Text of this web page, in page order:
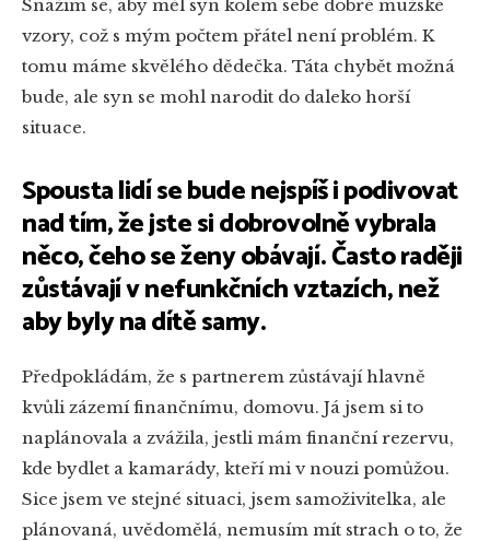
Snažím se, aby měl syn kolem sebe dobré mužské
vzory, což s mým počtem přátel není problém. K
tomu máme skvělého dědečka. Táta chybět možná
bude, ale syn se mohl narodit do daleko horší
situace.
Spousta lidí se bude nejspíš i podivovat
nad tím, že jste si dobrovolně vybrala
něco, čeho se ženy obávají. Často raději
zůstávají v nefunkčních vztazích, než
aby byly na dítě samy.
Předpokládám, že s partnerem zůstávají hlavně
kvůli zázemí finančnímu, domovu. Já jsem si to
naplánovala a zvážila, jestli mám finanční rezervu,
kde bydlet a kamarády, kteří mi v nouzi pomůžou.
Sice jsem ve stejné situaci, jsem samoživitelka, ale
plánovaná, uvědomělá, nemusím mít strach o to, že